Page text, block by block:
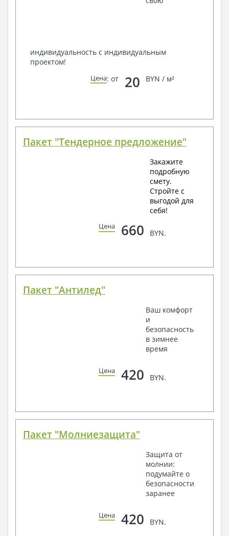
индивидуальность с индивидуальным
проектом!
Цена: от 20 BYN / м²
Пакет "Тендерное предложение"
Закажите
подробную
смету.
Стройте с
выгодой для
себя!
Цена 660 BYN.
Пакет "Антилед"
Ваш комфорт
и
безопасность
в зимнее
время
Цена 420 BYN.
Пакет "Молниезащита"
Защита от
молнии:
подумайте о
безопасности
заранее
Цена 420 BYN.